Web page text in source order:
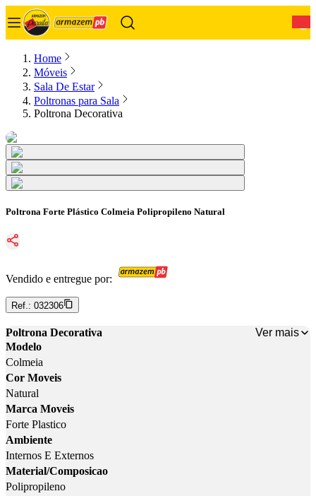
Home
Móveis
Sala De Estar
Poltronas para Sala
Poltrona Decorativa
Poltrona Forte Plástico Colmeia Polipropileno Natural
Vendido e entregue por:
Ref.: 032306
Poltrona Decorativa
Ver mais
Modelo
Colmeia
Cor Moveis
Natural
Marca Moveis
Forte Plastico
Ambiente
Internos E Externos
Material/Composicao
Polipropileno